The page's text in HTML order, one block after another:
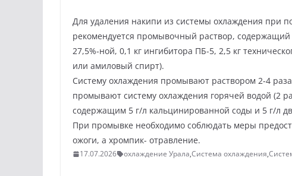
Для удаления накипи из системы охлаждения при
рекомендуется промывочный раствор,
27,5%-ной, 0,1 кг ингибитора ПБ-5, 2,5 кг
или амиловый спирт).
Систему охлаждения промывают раствором 2-4
промывают систему охлаждения горячей водой (2
содержащим 5 г/л кальцинированной соды и 5 г/л
При промывке необходимо соблюдать меры
ожоги, а хромпик- отравление.
17.07.2026 охлаждение Урала,Система охлаждения,